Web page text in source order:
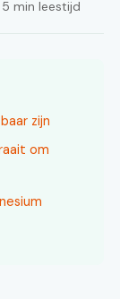
5 min leestijd
zijn
om